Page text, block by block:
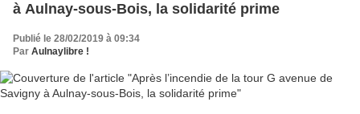
à Aulnay-sous-Bois, la solidarité prime
Publié le 28/02/2019 à 09:34
Par Aulnaylibre !